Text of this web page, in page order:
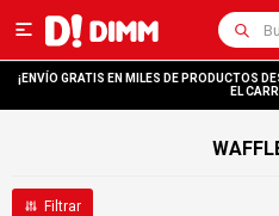

¡ENVÍO GRATIS EN MILES DE PRODUCTOS
EL